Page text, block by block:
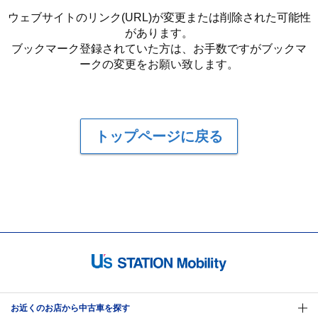
ウェブサイトのリンク(URL)が変更または削除された可能性
があります。
ブックマーク登録されていた方は、お手数ですがブックマ
ークの変更をお願い致します。
トップページに戻る
お近くのお店から中古車を探す